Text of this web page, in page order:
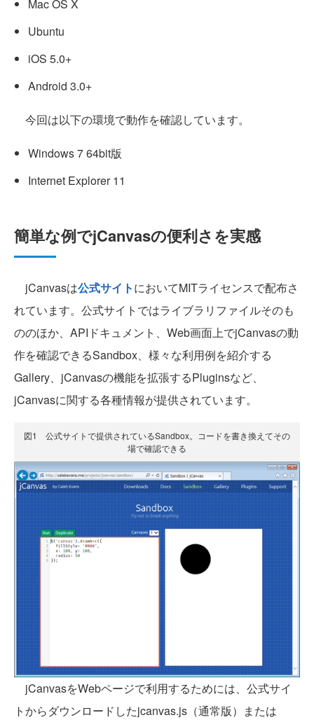
Mac OS X
Ubuntu
iOS 5.0+
Android 3.0+
今回は以下の環境で動作を確認しています。
Windows 7 64bit版
Internet Explorer 11
簡単な例でjCanvasの便利さを実感
jCanvasは公式サイトにおいてMITライセンスで配布さ
れています。公式サイトではライブラリファイルそのも
ののほか、APIドキュメント、Web画面上でjCanvasの動
作を確認できるSandbox、様々な利用例を紹介する
Gallery、jCanvasの機能を拡張するPluginsなど、
jCanvasに関する各種情報が提供されています。
図1 公式サイトで提供されているSandbox。コードを書き換えてその
場で確認できる
jCanvasをWebページで利用するためには、公式サイ
トからダウンロードしたjcanvas.js（通常版）または